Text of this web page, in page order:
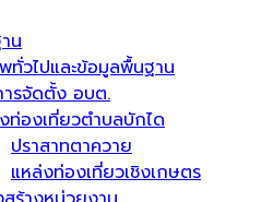
น
ทั่วไปและข้อมูลพื้นฐาน
ารจัดตั้ง อบต.
ท่องเที่ยวตำบลบักได
ปราสาทตาควาย
แหล่งท่องเที่ยวเชิงเกษตร